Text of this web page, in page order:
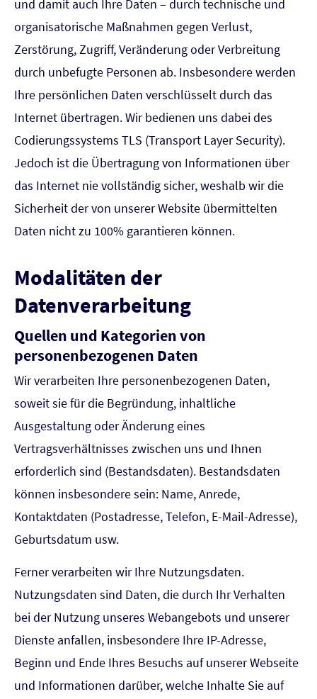
und damit auch Ihre Daten – durch technische und
organisatorische Maßnahmen gegen Verlust,
Zerstörung, Zugriff, Veränderung oder Verbreitung
durch unbefugte Per­sonen ab. Insbesondere werden
Ihre persönlichen Daten verschlüsselt durch das
Internet übertragen. Wir bedienen uns dabei des
Codierungssystems TLS (Transport Layer Security).
Jedoch ist die Übertragung von Informationen über
das Internet nie vollständig sicher, weshalb wir die
Sicherheit der von unserer Website übermittelten
Daten nicht zu 100% garantieren können.
Modalitäten der
Datenverarbeitung
Quellen und Kategorien von
personenbezogenen Daten
Wir verarbeiten Ihre personenbezogenen Daten,
soweit sie für die Begründung, inhaltliche
Ausgestaltung oder Änderung eines
Vertragsverhältnisses zwischen uns und Ihnen
erforderlich sind (Bestandsdaten). Bestandsdaten
können insbesondere sein: Name, Anrede,
Kontaktdaten (Postadresse, Telefon, E-Mail-Adresse),
Geburts­datum usw.
Ferner verarbeiten wir Ihre Nutzungsdaten.
Nutzungsdaten sind Daten, die durch Ihr Verhalten
bei der Nutzung unseres Webangebots und unserer
Dienste anfallen, insbesondere Ihre IP-Adresse,
Beginn und Ende Ihres Besuchs auf unserer Webseite
und Informationen darüber, welche Inhalte Sie auf